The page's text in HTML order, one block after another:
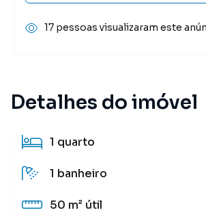
Detalhes do imóvel
1 quarto
1 banheiro
50 m² útil
17 pessoas visualizaram este